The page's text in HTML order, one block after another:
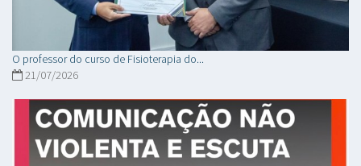
O professor do curso de Fisioterapia do...
21/07/2026